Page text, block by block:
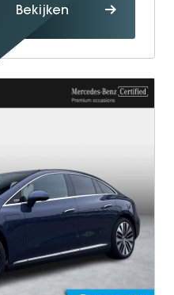
Bekijken